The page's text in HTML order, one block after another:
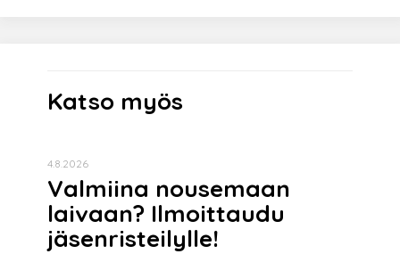
Katso myös
4.8.2026
Valmiina nousemaan
laivaan? Ilmoittaudu
jäsenristeilylle!